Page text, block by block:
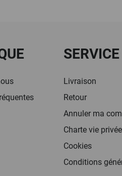
SERVICE
Livraison
Retour
Annuler ma
Charte vie privée
Cookies
Conditions